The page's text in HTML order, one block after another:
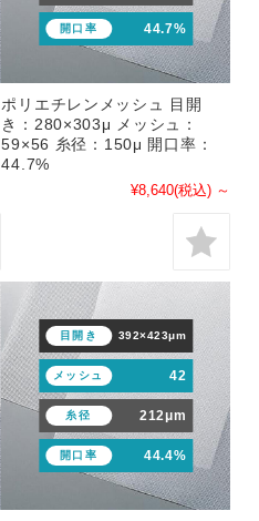
開口率 44.7%
ポリエチレンメッシュ 目開
き：280×303μ メッシュ：
59×56 糸径：150μ 開口率：
44.7%
¥8,640(税込) ～
目開き 392×423μm
メッシュ 42
糸径 212μm
開口率 44.4%